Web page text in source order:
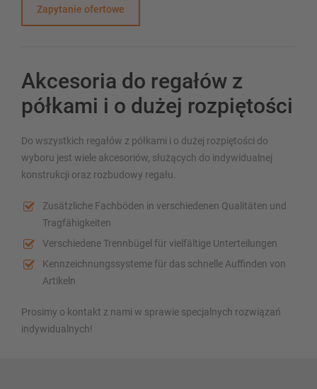
Zapytanie ofertowe
Akcesoria do regałów z
półkami i o dużej rozpiętości
Do wszystkich regałów z półkami i o dużej rozpiętości do
wyboru jest wiele akcesoriów, służących do indywidualnej
konstrukcji oraz rozbudowy regału.
Zusätzliche Fachböden in verschiedenen Qualitäten und
Tragfähigkeiten
Verschiedene Trennbügel für vielfältige Unterteilungen
Kennzeichnungssysteme für das schnelle Auffinden von
Artikeln
Prosimy o kontakt z nami w sprawie specjalnych rozwiązań
indywidualnych!